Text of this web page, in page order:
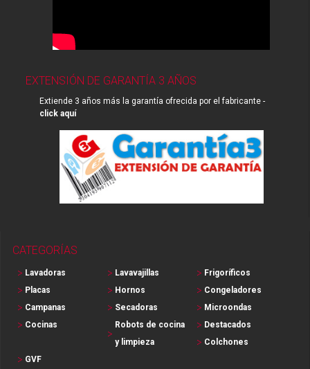
EXTENSIÓN DE GARANTÍA 3 AÑOS
Extiende 3 años más la garantía ofrecida por el fabricante -
click aquí
CATEGORÍAS
Lavadoras Lavavajillas
Frigoríficos
Placas
Hornos
Congeladores
Campanas
Secadoras
Microondas
Cocinas
Robots de cocina
y limpieza
Destacados
Colchones
GVF